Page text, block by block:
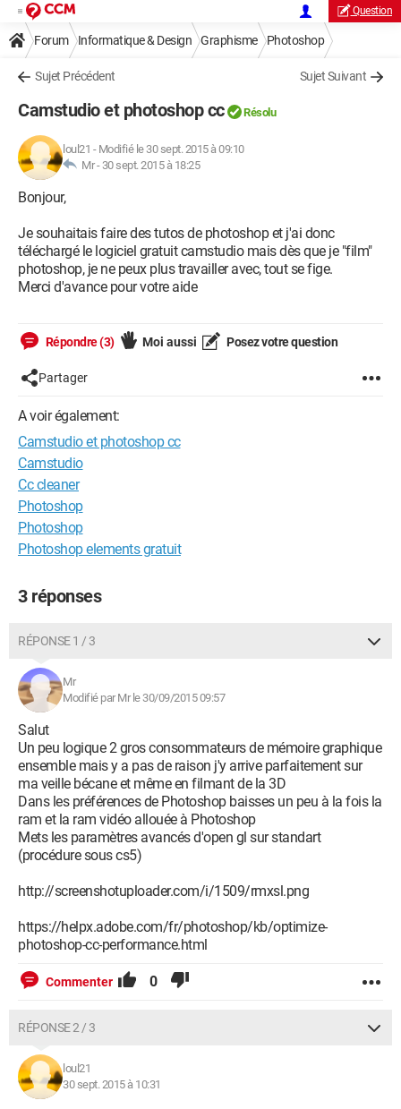
Question
Forum Informatique & Design Graphisme Photoshop
Sujet Précédent Sujet Suivant
Camstudio et photoshop cc Résolu
loul21 - Modifié le 30 sept. 2015 à 09:10
Mr - 30 sept. 2015 à 18:25
Bonjour,
Je souhaitais faire des tutos de photoshop et j'ai donc
téléchargé le logiciel gratuit camstudio mais dès que je "film"
photoshop, je ne peux plus travailler avec, tout se fige.
Merci d'avance pour votre aide
Répondre (3) Moi aussi Posez votre question
Partager
A voir également:
Camstudio et photoshop cc
Camstudio
Cc cleaner
Photoshop
Photoshop
Photoshop elements gratuit
3 réponses
RÉPONSE 1 / 3
Mr
Modifié par Mr le 30/09/2015 09:57
Salut
Un peu logique 2 gros consommateurs de mémoire graphique
ensemble mais y a pas de raison j'y arrive parfaitement sur
ma veille bécane et même en filmant de la 3D
Dans les préférences de Photoshop baisses un peu à la fois la
ram et la ram vidéo allouée à Photoshop
Mets les paramètres avancés d'open gl sur standart
(procédure sous cs5)
http://screenshotuploader.com/i/1509/rmxsl.png
https://helpx.adobe.com/fr/photoshop/kb/optimize-
photoshop-cc-performance.html
Commenter 0
RÉPONSE 2 / 3
loul21
30 sept. 2015 à 10:31